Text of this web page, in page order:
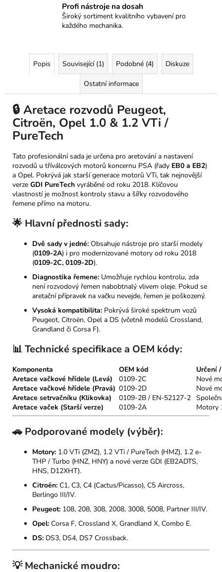
Profi nástroje na dosah
Široký sortiment kvalitního vybavení pro
každého mechanika.
Popis Související (1) Podobné (4) Diskuze
Ostatní informace
🔒 Aretace rozvodů Peugeot,
Citroën, Opel 1.0 & 1.2 VTi /
PureTech
Tato profesionální sada je určena pro aretování a nastavení
rozvodů u tříválcových motorů koncernu PSA (řady EB0 a EB2)
a Opel. Pokrývá jak starší generace motorů VTi, tak nejnovější
verze GDI PureTech vyráběné od roku 2018. Klíčovou
vlastností je možnost kontroly stavu a šířky rozvodového
řemene přímo na motoru.
🌟 Hlavní přednosti sady:
Dvě sady v jedné: Obsahuje nástroje pro starší modely
(0109-2A) i pro modernizované motory od roku 2018
(0109-2C, 0109-2D).
Diagnostika řemene: Umožňuje rychlou kontrolu, zda
není rozvodový řemen nabobtnalý vlivem oleje. Pokud se
aretační přípravek na vačku nevejde, řemen je poškozený.
Vysoká kompatibilita: Pokrývá široké spektrum vozů
Peugeot, Citroën, Opel a DS (včetně modelů Crossland,
Grandland či Corsa F).
📊 Technické specifikace a OEM kódy:
Komponenta OEM kód
Určení
Aretace vačkové hřídele (Levá)
0109-2C
Nové
Aretace vačkové hřídele (Pravá) 0109-2D
Nové
Aretace setrvačníku (Klikovka)
0109-2B / EN-52127-2
Aretace vaček (Starší verze)
0109-2A Motory
🚗 Podporované modely (výběr):
Motory: 1.0 VTi (ZMZ), 1.2 VTi / PureTech (HMZ), 1.2 e-
THP / Turbo (HNZ, HNY) a nové verze GDI (EB2ADTS,
HNS, D12XHT).
Citroën: C1, C3, C4 (Cactus/Picasso), C5 Aircross,
Berlingo III/IV.
Peugeot: 108, 208, 308, 2008, 3008, 5008, Partner III/IV.
Opel: Corsa F, Crossland X, Grandland X, Combo E.
DS: DS3, DS4, DS7 Crossback.
💡 Mechanické moudro: